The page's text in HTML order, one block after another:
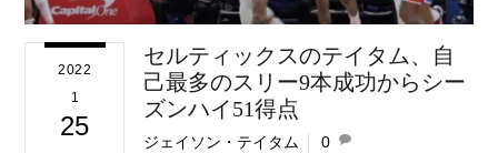
2022
1
25
セルティックスのテイタム、自
己最多のスリー9本成功からシー
ズンハイ51得点
ジェイソン・テイタム 0